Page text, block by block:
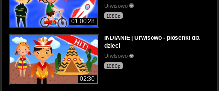
01:00:28
Urwisowo
1080p
02:30
INDIANIE | Urwisowo - piosenki dla
dzieci
Urwisowo
1080p